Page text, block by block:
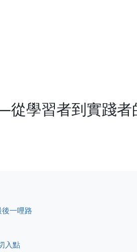
學習者到實踐者
一哩路
入點